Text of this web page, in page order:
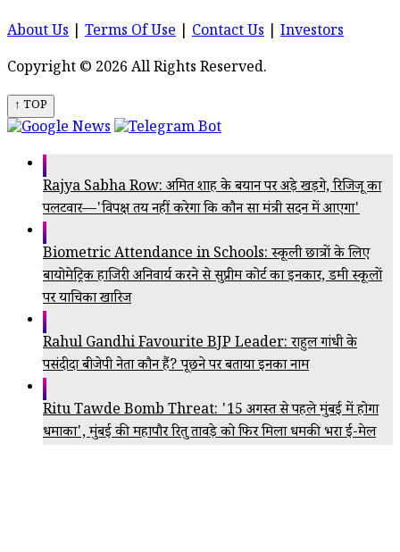
About Us Terms Of Use Contact Us
Investors
Copyright © 2026 All Rights Reserved.
↑ TOP
Rajya Sabha Row: अमित शाह के बयान पर अड़े खड़गे, रिजिजू का
पलटवार—'विपक्ष तय नहीं करेगा कि कौन सा मंत्री सदन में आएगा'
Biometric Attendance in Schools: स्कूली छात्रों के लिए
बायोमेट्रिक हाजिरी अनिवार्य करने से सुप्रीम कोर्ट का इनकार, डमी स्कूलों
पर याचिका खारिज
Rahul Gandhi Favourite BJP Leader: राहुल गांधी के
पसंदीदा बीजेपी नेता कौन हैं? पूछने पर बताया इनका नाम
Ritu Tawde Bomb Threat: '15 अगस्त से पहले मुंबई में होगा
धमाका', मुंबई की महापौर रितु तावड़े को फिर मिला धमकी भरा ई-मेल